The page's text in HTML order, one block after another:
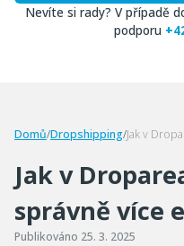
Nevíte si rady? V případě
podporu
Domů/Dropshipping/Jak v
Jak v
správně více
Publikováno 25. 3. 2025